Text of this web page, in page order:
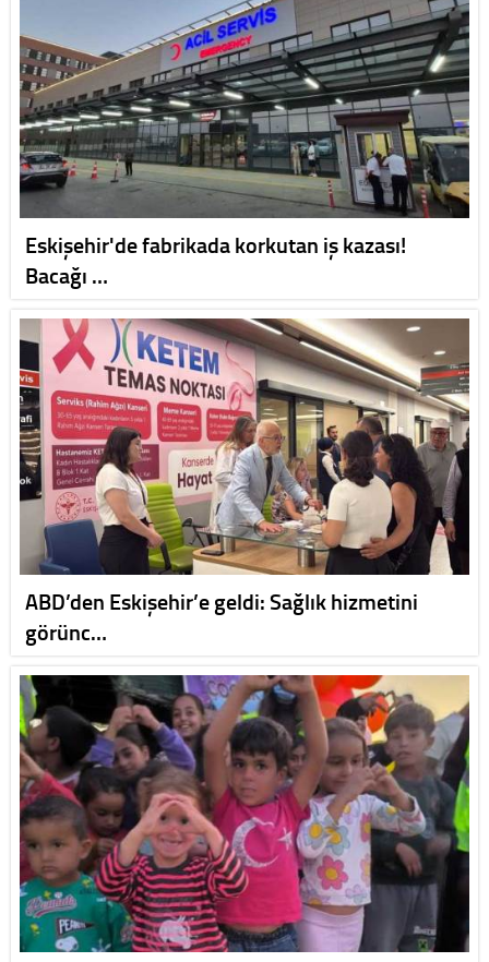
Eskişehir'de fabrikada korkutan iş kazası!
Bacağı …
ABD’den Eskişehir’e geldi: Sağlık hizmetini
görünc…